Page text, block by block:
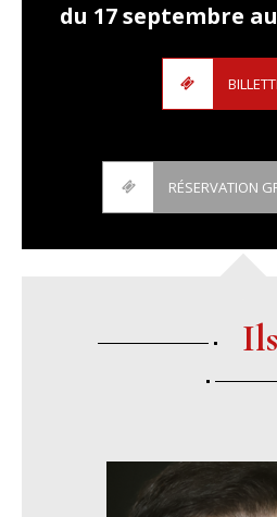
du 17 septembre
RÉSERVATION